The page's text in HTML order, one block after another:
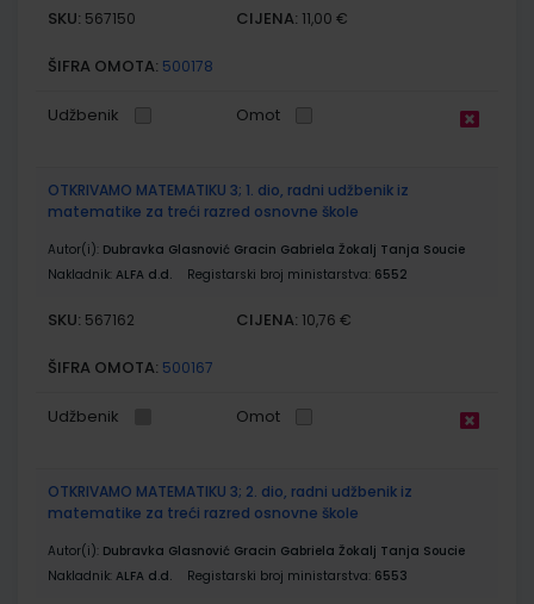
SKU: 567150 CIJENA: 11,00 €
ŠIFRA OMOTA: 500178
Udžbenik Omot
OTKRIVAMO MATEMATIKU 3; 1. dio, radni udžbenik iz
matematike za treći razred osnovne škole
Autor(i): Dubravka Glasnović Gracin Gabriela Žokalj Tanja Soucie
Nakladnik: ALFA d.d. Registarski broj ministarstva: 6552
SKU: 567162 CIJENA: 10,76 €
ŠIFRA OMOTA: 500167
Udžbenik Omot
OTKRIVAMO MATEMATIKU 3; 2. dio, radni udžbenik iz
matematike za treći razred osnovne škole
Autor(i): Dubravka Glasnović Gracin Gabriela Žokalj Tanja Soucie
Nakladnik: ALFA d.d. Registarski broj ministarstva: 6553